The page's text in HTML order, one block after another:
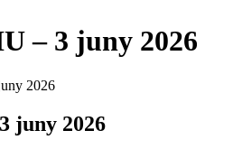
– 3 juny 2026
2026
juny 2026